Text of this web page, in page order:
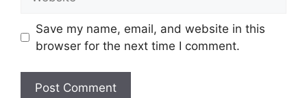
Save my name, email, and website in this
browser for the next time I comment.